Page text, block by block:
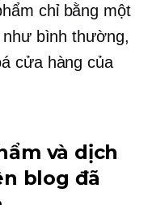
chỉ bằng một
như bình thường,
cửa hàng của
và dịch
blog đã